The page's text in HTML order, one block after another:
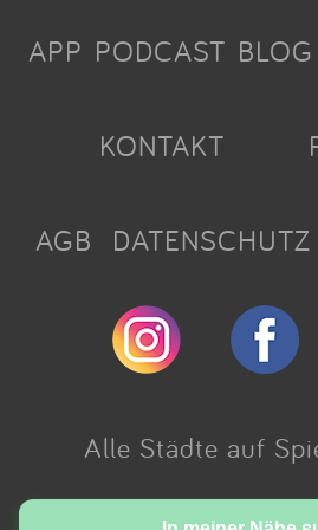
APP PODCAST BLOG
KONTAKT
AGB DATENSCHUTZ
Alle Städte auf